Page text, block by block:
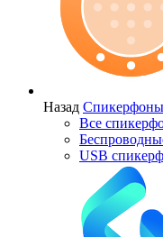
Назад Спикерфоны
Все
USB